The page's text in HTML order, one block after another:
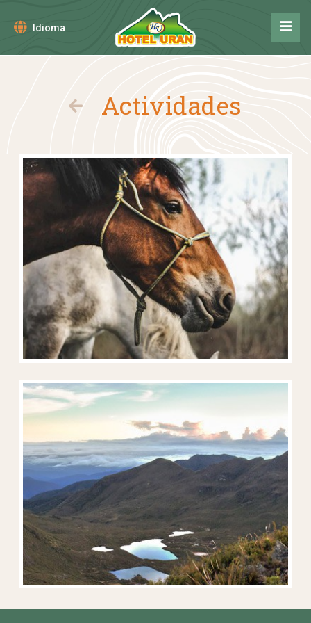
Idioma
Actividades